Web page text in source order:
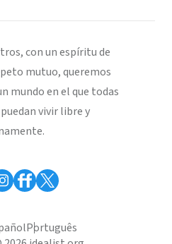
con un espíritu de
mutuo, queremos
mundo en el que todas
vivir libre y
Português